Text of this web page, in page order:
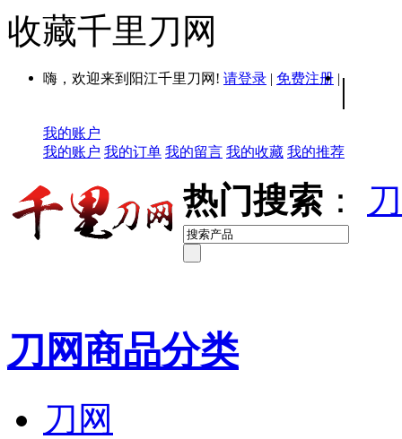
收藏千里刀网
嗨，欢迎来到阳江千里刀网! 请登录 | 免费注册 | |
我的账户
我的账户 我的订单 我的留言 我的收藏 我的推荐
热门搜索 ：
刀网商品分类
刀网